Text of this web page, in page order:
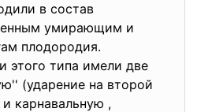
в состав
умирающим и
плодородия.
этого типа имели две
(ударение на второй
карнавальную ,